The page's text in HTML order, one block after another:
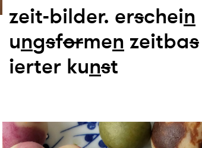
zeit-bilder. erschein
ungsformen zeitbas
ierter kunst